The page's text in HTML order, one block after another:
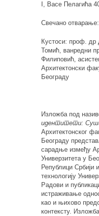
I, Васе Пелагића
Свечано
Кустоси: проф. др
Томић, ванредни
Филиповић,
Архитектонски
Београду
Изложба под
идентитети:
Архитектонског
Београду
сарадње између
Универзитета у
Републици Србији
технологију
Радови и
истраживање
као и њихово
контексту.